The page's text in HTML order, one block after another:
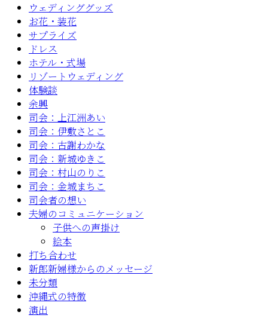
ウェディンググッズ
お花・装花
サプライズ
ドレス
ホテル・式場
リゾートウェディング
体験談
余興
司会：上江洲あい
司会：伊敷さとこ
司会：古謝わかな
司会：新城ゆきこ
司会：村山のりこ
司会：金城まちこ
司会者の想い
夫婦のコミュニケーション
子供への声掛け
絵本
打ち合わせ
新郎新婦様からのメッセージ
未分類
沖縄式の特徴
演出